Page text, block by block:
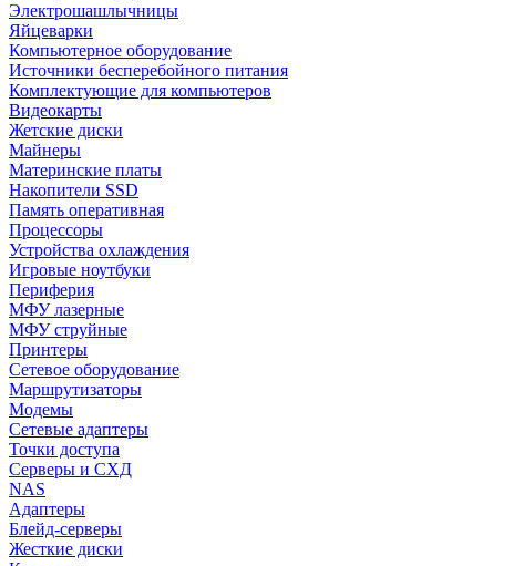
Электрошашлычницы
Яйцеварки
Компьютерное оборудование
Источники бесперебойного питания
Комплектующие для компьютеров
Видеокарты
Жетские диски
Майнеры
Материнские платы
Накопители SSD
Память оперативная
Процессоры
Устройства охлаждения
Игровые ноутбуки
Периферия
МФУ лазерные
МФУ струйные
Принтеры
Сетевое оборудование
Маршрутизаторы
Модемы
Сетевые адаптеры
Точки доступа
Серверы и СХД
NAS
Адаптеры
Блейд-серверы
Жесткие диски